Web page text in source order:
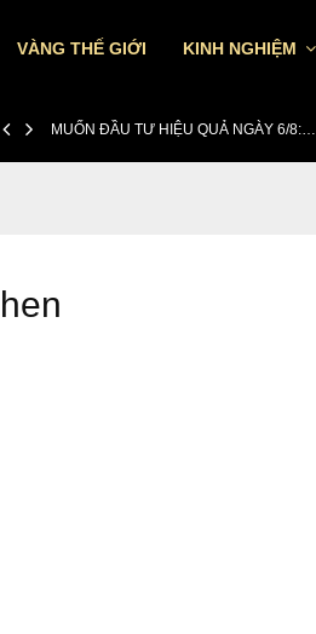
VÀNG THẾ GIỚI KINH NGHIỆM
MUỐN ĐẦU TƯ HIỆU QUẢ NGÀY 6/8:…